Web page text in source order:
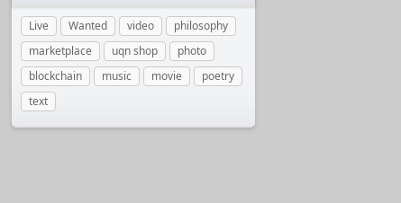
Live Wanted video
philosophy
marketplace
uqn shop
photo
blockchain
music movie
poetry
text